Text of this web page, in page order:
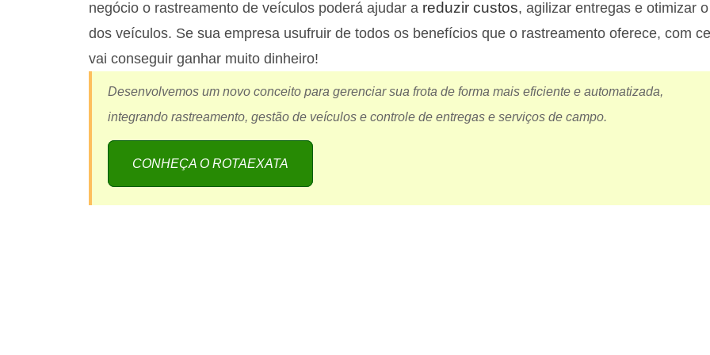
negócio o rastreamento de veículos poderá ajudar a reduzir custos, agilizar entregas e otimizar
dos veículos. Se sua empresa usufruir de todos os benefícios que o rastreamento oferece, com
vai conseguir ganhar muito dinheiro!
Desenvolvemos um novo conceito para gerenciar sua frota de forma mais eficiente e automatizada,
integrando rastreamento, gestão de veículos e controle de entregas e serviços de campo.
CONHEÇA O ROTAEXATA